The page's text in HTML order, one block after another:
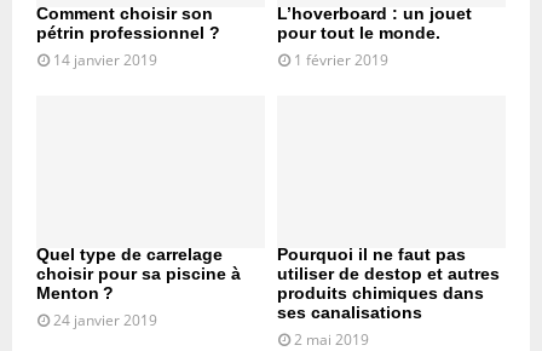
Comment choisir son
pétrin professionnel ?
14 janvier 2019
L’hoverboard : un jouet
pour tout le monde.
1 février 2019
Quel type de carrelage
choisir pour sa piscine à
Menton ?
24 janvier 2019
Pourquoi il ne faut pas
utiliser de destop et autres
produits chimiques dans
ses canalisations
2 mai 2019